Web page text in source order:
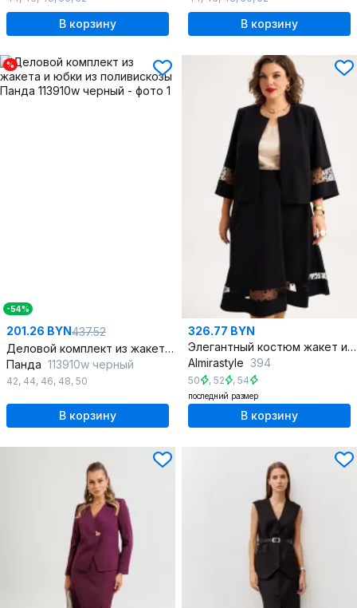
В корзину В корзину
%
-54%
201.26 BYN437.52
Деловой комплект из жакета и юбки из поливискозы
Панда 113910w черный
42, 44, 46, 48, 50
В корзину
326.77 BYN
Элегантный костюм жакет и юбка со вставками из сетки
Almirastyle 394
50 , 52 , 54
последний размер
В корзину